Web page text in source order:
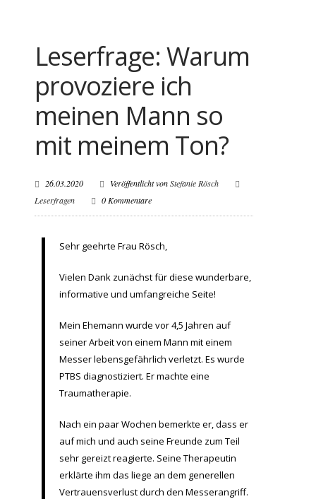
Leserfrage: Warum
provoziere ich
meinen Mann so
mit meinem Ton?
26.03.2020 Veröffentlicht vonStefanie Rösch
Leserfragen
0 Kommentare
Sehr geehrte Frau Rösch,
Vielen Dank zunächst für diese wunderbare,
informative und umfangreiche Seite!
Mein Ehemann wurde vor 4,5 Jahren auf
seiner Arbeit von einem Mann mit einem
Messer lebensgefährlich verletzt. Es wurde
PTBS diagnostiziert. Er machte eine
Traumatherapie.
Nach ein paar Wochen bemerkte er, dass er
auf mich und auch seine Freunde zum Teil
sehr gereizt reagierte. Seine Therapeutin
erklärte ihm das liege an dem generellen
Vertrauensverlust durch den Messerangriff.